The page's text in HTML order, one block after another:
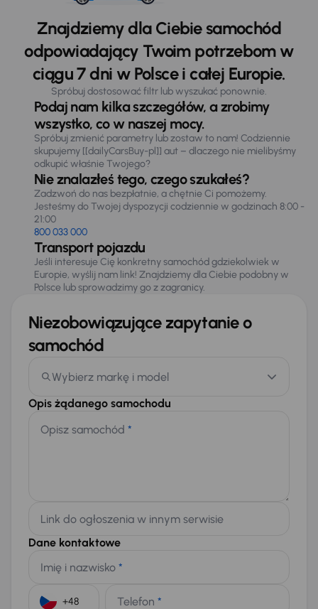
Znajdziemy dla Ciebie samochód
odpowiadający Twoim potrzebom w
ciągu 7 dni w Polsce i całej Europie.
Spróbuj dostosować filtr lub wyszukać ponownie.
Podaj nam kilka szczegółów, a zrobimy
wszystko, co w naszej mocy.
Spróbuj zmienić parametry lub zostaw to nam! Codziennie
skupujemy [[dailyCarsBuy-pl]] aut – dlaczego nie mielibyśmy
odkupić właśnie Twojego?
Nie znalazłeś tego, czego szukałeś?
Zadzwoń do nas bezpłatnie, a chętnie Ci pomożemy.
Jesteśmy do Twojej dyspozycji codziennie w godzinach 8:00 -
21:00
800 033 000
Transport pojazdu
Jeśli interesuje Cię konkretny samochód gdziekolwiek w
Europie, wyślij nam link! Znajdziemy dla Ciebie podobny w
Polsce lub sprowadzimy go z zagranicy.
Niezobowiązujące zapytanie o
samochód
Wybierz markę i model
Opis żądanego samochodu
Opisz samochód *
Link do ogłoszenia w innym serwisie
Dane kontaktowe
Imię i nazwisko *
Telefon *